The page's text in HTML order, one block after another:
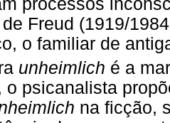
processos
Freud (1919/
o familiar de
unheimlich é a
o psicanalista
na ficção,